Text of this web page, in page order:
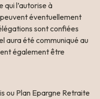
qui l’autorise à
peuvent éventuellement
sont confiées
aura été communiqué au
également être
ou Plan Epargne Retraite